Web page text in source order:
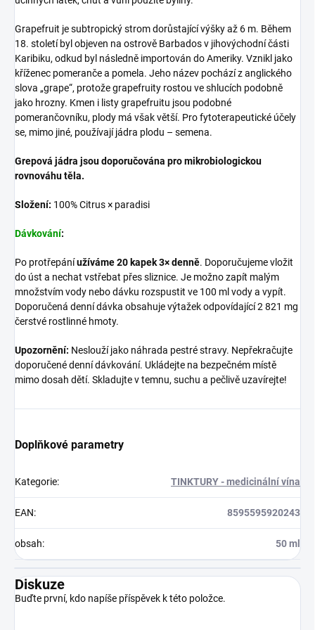
Grapefruit je subtropický strom dorůstající výšky až 6 m. Během
18. století byl objeven na ostrově Barbados v jihovýchodní části
Karibiku, odkud byl následně importován do Ameriky. Vznikl jako
kříženec pomeranče a pomela. Jeho název pochází z anglického
slova „grape“, protože grapefruity rostou ve shlucích podobně
jako hrozny. Kmen i listy grapefruitu jsou podobné
pomerančovníku, plody má však větší. Pro fytoterapeutické účely
se, mimo jiné, používají jádra plodu – semena.
Grepová jádra jsou doporučována pro mikrobiologickou
rovnováhu těla.
Složení: 100% Citrus × paradisi
Dávkování:
Po protřepáníužíváme 20 kapek 3× denně. Doporučujeme vložit
do úst a nechat vstřebat přes sliznice. Je možno zapít malým
množstvím vody nebo dávku rozspustit ve 100 ml vody a vypít.
Doporučená denní dávka obsahuje výtažek odpovídající 2 821 mg
čerstvé rostlinné hmoty.
Upozornění: Neslouží jako náhrada pestré stravy. Nepřekračujte
doporučené denní dávkování. Ukládejte na bezpečném místě
mimo dosah dětí. Skladujte v temnu, suchu a pečlivě uzavírejte!
Doplňkové parametry
Kategorie: TINKTURY - medicinální vína
EAN: 8595595920243
obsah: 50 ml
Diskuze
Buďte první, kdo napíše příspěvek k této položce.